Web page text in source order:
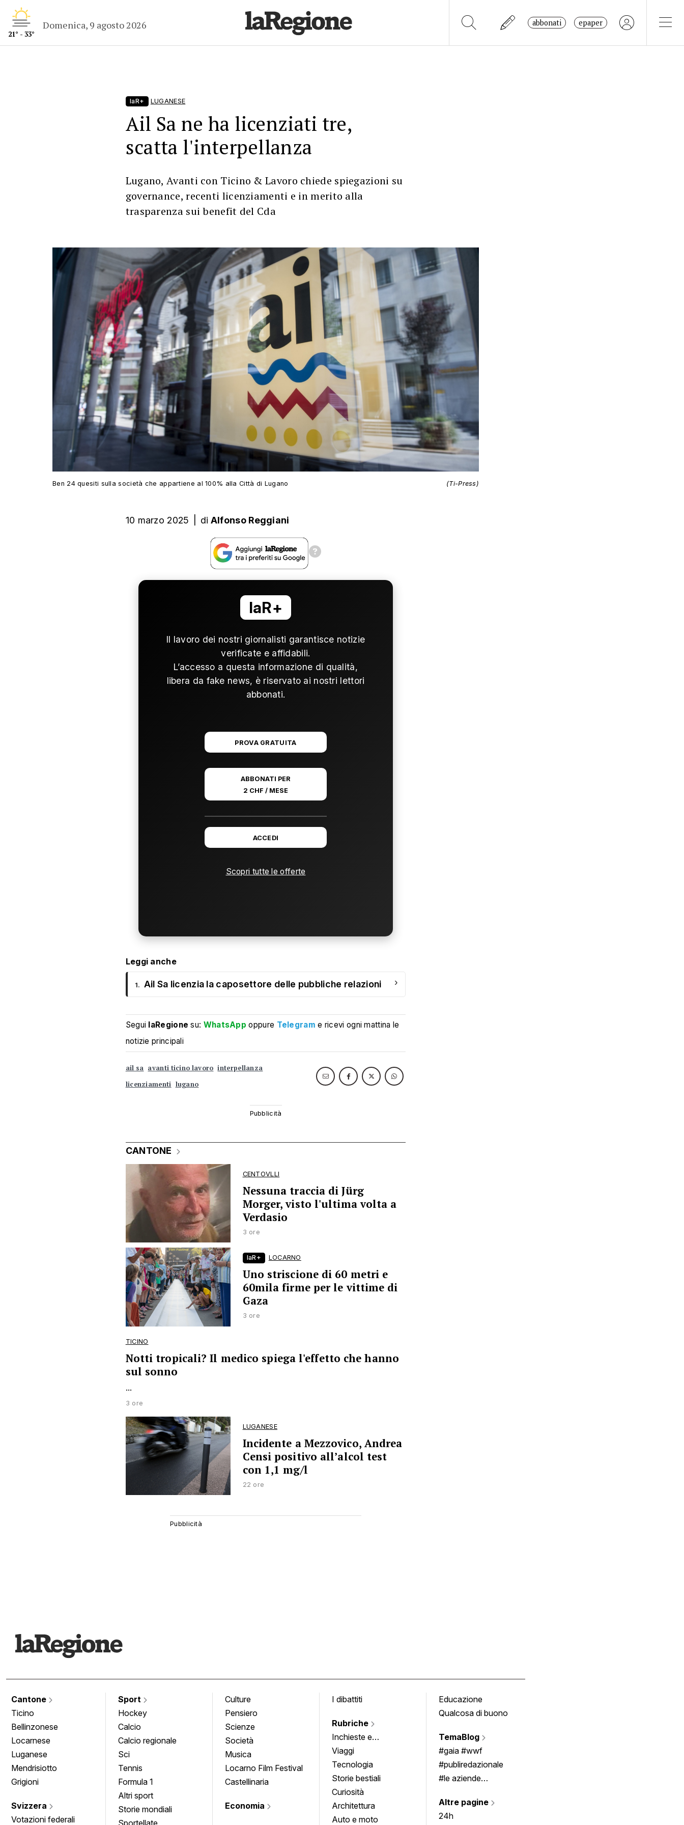
21° - 33°
Domenica, 9 agosto 2026 abbonati epaper
laR+ LUGANESE
Ail Sa ne ha licenziati tre,
scatta l'interpellanza
Lugano, Avanti con Ticino & Lavoro chiede spiegazioni su
governance, recenti licenziamenti e in merito alla
trasparenza sui benefit del Cda
Ben 24 quesiti sulla società che appartiene al 100% alla Città di Lugano (Ti-Press)
10 marzo 2025 di Alfonso Reggiani
laR+
Il lavoro dei nostri giornalisti garantisce notizie
verificate e affidabili.
L’accesso a questa informazione di qualità,
libera da fake news, è riservato ai nostri lettori
abbonati.
PROVA GRATUITA
ABBONATI PER
2 CHF / MESE
ACCEDI
Scopri tutte le offerte
Leggi anche
1. Ail Sa licenzia la caposettore delle pubbliche relazioni ›
Segui laRegione su: WhatsApp oppure Telegram e ricevi ogni mattina le
notizie principali
ail sa avanti ticino lavoro interpellanza
licenziamenti lugano
CANTONE
CENTOVLLI
Nessuna traccia di Jürg
Morger, visto l'ultima volta a
Verdasio
3 ore
laR+ LOCARNO
Uno striscione di 60 metri e
60mila firme per le vittime di
Gaza
3 ore
TICINO
Notti tropicali? Il medico spiega l'effetto che hanno
sul sonno
...
3 ore
LUGANESE
Incidente a Mezzovico, Andrea
Censi positivo all’alcol test
con 1,1 mg/l
22 ore
Cantone
Ticino
Bellinzonese
Locarnese
Luganese
Mendrisiotto
Grigioni
Svizzera
Votazioni federali
Sport
Hockey
Calcio
Calcio regionale
Sci
Tennis
Formula 1
Altri sport
Storie mondiali
Culture
Pensiero
Scienze
Società
Musica
Locarno Film Festival
Castellinaria
Economia
I dibattiti
Rubriche
Inchieste e
approfondimenti
Viaggi
Tecnologia
Storie bestiali
Curiosità
Architettura
Auto e moto
Educazione
Qualcosa di buono
TemaBlog
#gaia #wwf
#publiredazionale
#le aziende
Altre pagine
24h